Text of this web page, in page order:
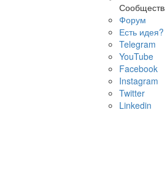
Форум
Есть идея?
Telegram
YouTube
Facebook
Instagram
Twitter
Linkedin